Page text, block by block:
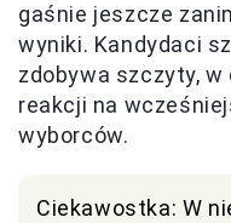
gaśnie jeszcze
wyniki. Kandydaci
zdobywa szczyty, w
reakcji na
wyborców.
Ciekawostka: W